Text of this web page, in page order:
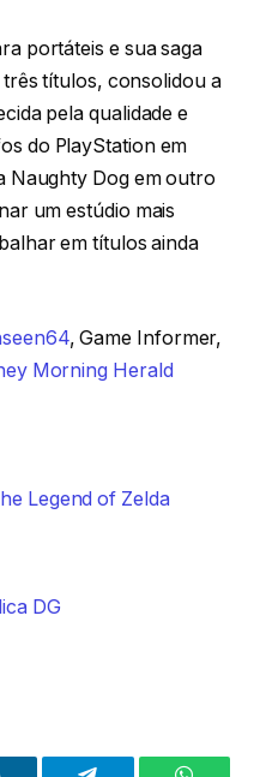
portáteis e sua saga
títulos, consolidou a
pela qualidade e
do PlayStation em
Naughty Dog em outro
um estúdio mais
em títulos ainda
, Game Informer,
Morning Herald
Legend of Zelda
DG